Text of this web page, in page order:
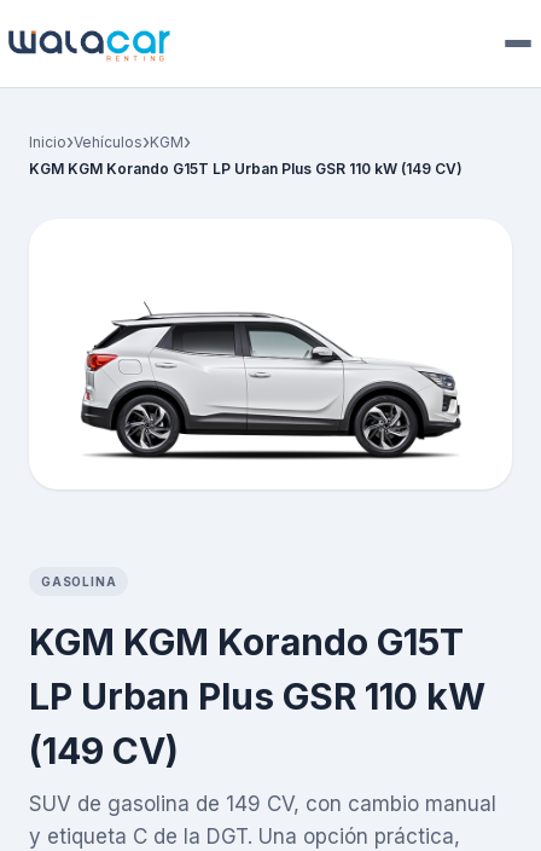
Inicio›Vehículos›KGM›
KGM KGM Korando G15T LP Urban Plus GSR 110 kW (149 CV)
GASOLINA
KGM KGM Korando G15T
LP Urban Plus GSR 110 kW
(149 CV)
SUV de gasolina de 149 CV, con cambio manual
y etiqueta C de la DGT. Una opción práctica,